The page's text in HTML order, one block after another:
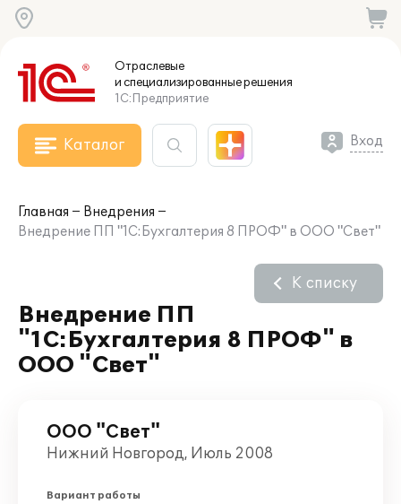
Отраслевые
и специализированныерешения
1С:Предприятие
Каталог Вход
Главная
Внедрения
Внедрение ПП "1С:Бухгалтерия 8 ПРОФ" в ООО "Свет"
Внедрение ПП
"1С:Бухгалтерия 8 ПРОФ" в
ООО "Свет"
К списку
ООО "Свет"
Нижний Новгород, Июль 2008
Вариант работы